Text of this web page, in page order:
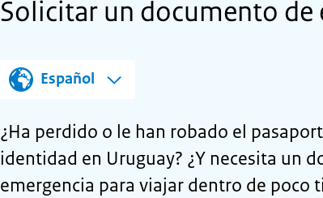
Solicitar un documento de
Español
¿Ha perdido o le han robado el
identidad en Uruguay? ¿Y necesita un
emergencia para viajar dentro de poco